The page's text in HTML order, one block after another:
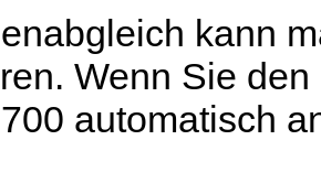
kann
Wenn Sie
automatisch